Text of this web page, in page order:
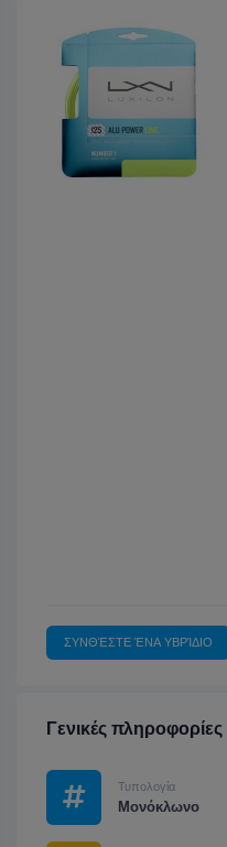
ΣΥΝΘΈΣΤΕ ΈΝΑ ΥΒΡΊΔΙΟ
Γενικές πληροφορίες
Τυπολογία
Μονόκλωνο